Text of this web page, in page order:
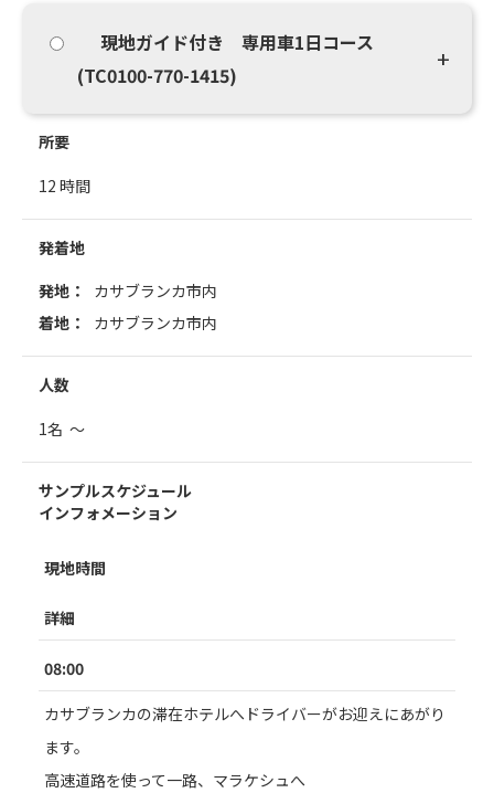
現地ガイド付き 専用車1日コース
(TC0100-770-1415)
所要
12 時間
発着地
発地：
カサブランカ市内
着地：
カサブランカ市内
人数
1名 ～
サンプルスケジュール
インフォメーション
現地時間
詳細
08:00
カサブランカの滞在ホテルへドライバーがお迎えにあがり
ます。
高速道路を使って一路、マラケシュへ